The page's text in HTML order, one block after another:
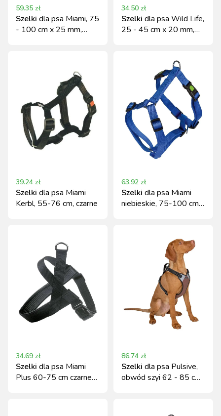
59.35 zł
Szelki dla psa Miami, 75
- 100 cm x 25 mm,
34.50 zł
Szelki dla psa Wild Life,
25 - 45 cm x 20 mm,
39.24 zł
Szelki dla psa Miami
Kerbl, 55-76 cm, czarne
63.92 zł
Szelki dla psa Miami
niebieskie, 75-100 cm x
34.69 zł
Szelki dla psa Miami
Plus 60-75 cm czarne
86.74 zł
Szelki dla psa Pulsive,
obwód szyi 62 - 85 cm,